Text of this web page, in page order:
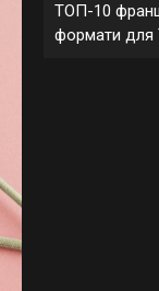
ТОП-10
формати